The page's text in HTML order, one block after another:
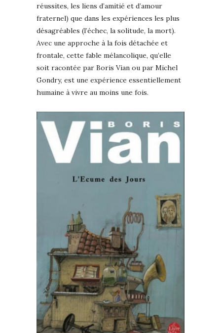
réussites, les liens d’amitié et d’amour
fraternel) que dans les expériences les plus
désagréables (l’échec, la solitude, la mort).
Avec une approche à la fois détachée et
frontale, cette fable mélancolique, qu’elle
soit racontée par Boris Vian ou par Michel
Gondry, est une expérience essentiellement
humaine à vivre au moins une fois.